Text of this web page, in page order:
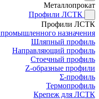
Металлопрокат
Профили ЛСТК
Профили ЛСТК
назначения
Шляпный профиль
Направляющий профиль
Стоечный профиль
Z-образные профили
Σ-профиль
Термопрофиль
Крепеж для ЛСТК